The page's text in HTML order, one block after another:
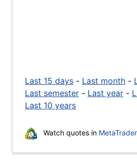
Last 15 days - Last month -
Last semester - Last year -
Last 10 years
Watch quotes in